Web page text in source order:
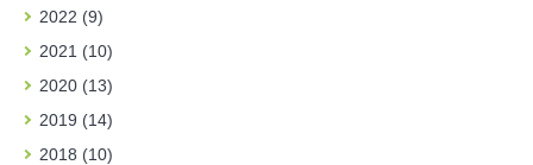
2022 (9)
2021 (10)
2020 (13)
2019 (14)
2018 (10)